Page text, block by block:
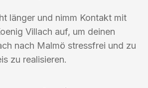
länger und nimm Kontakt mit
Villach auf, um deinen
nach Malmö stressfrei und zu
zu realisieren.